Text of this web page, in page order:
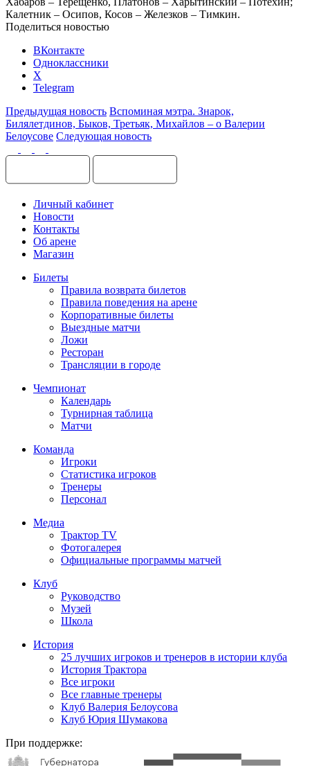
Калетник – Осипов, Косов – Железков – Тимкин.
Поделиться новостью
ВКонтакте
Одноклассники
X
Telegram
Предыдущая новость Вспоминая мэтра. Знарок,
Билялетдинов, Быков, Третьяк, Михайлов – о Валерии
Белоусове Следующая новость
Личный кабинет
Новости
Контакты
Об арене
Магазин
Билеты
Правила возврата билетов
Правила поведения на арене
Корпоративные билеты
Выездные матчи
Ложи
Ресторан
Трансляции в городе
Чемпионат
Календарь
Турнирная таблица
Матчи
Команда
Игроки
Статистика игроков
Тренеры
Персонал
Медиа
Трактор TV
Фотогалерея
Официальные программы матчей
Клуб
Руководство
Музей
Школа
История
25 лучших игроков и тренеров в истории клуба
История Трактора
Все игроки
Все главные тренеры
Клуб Валерия Белоусова
Клуб Юрия Шумакова
При поддержке: